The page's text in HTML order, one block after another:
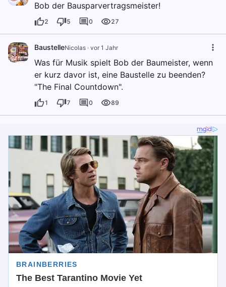
Bob der Bausparvertragsmeister!
2 5 0 27
BaustelleNicolas · vor 1 Jahr
Was für Musik spielt Bob der Baumeister, wenn
er kurz davor ist, eine Baustelle zu beenden?
"The Final Countdown".
1 7 0 89